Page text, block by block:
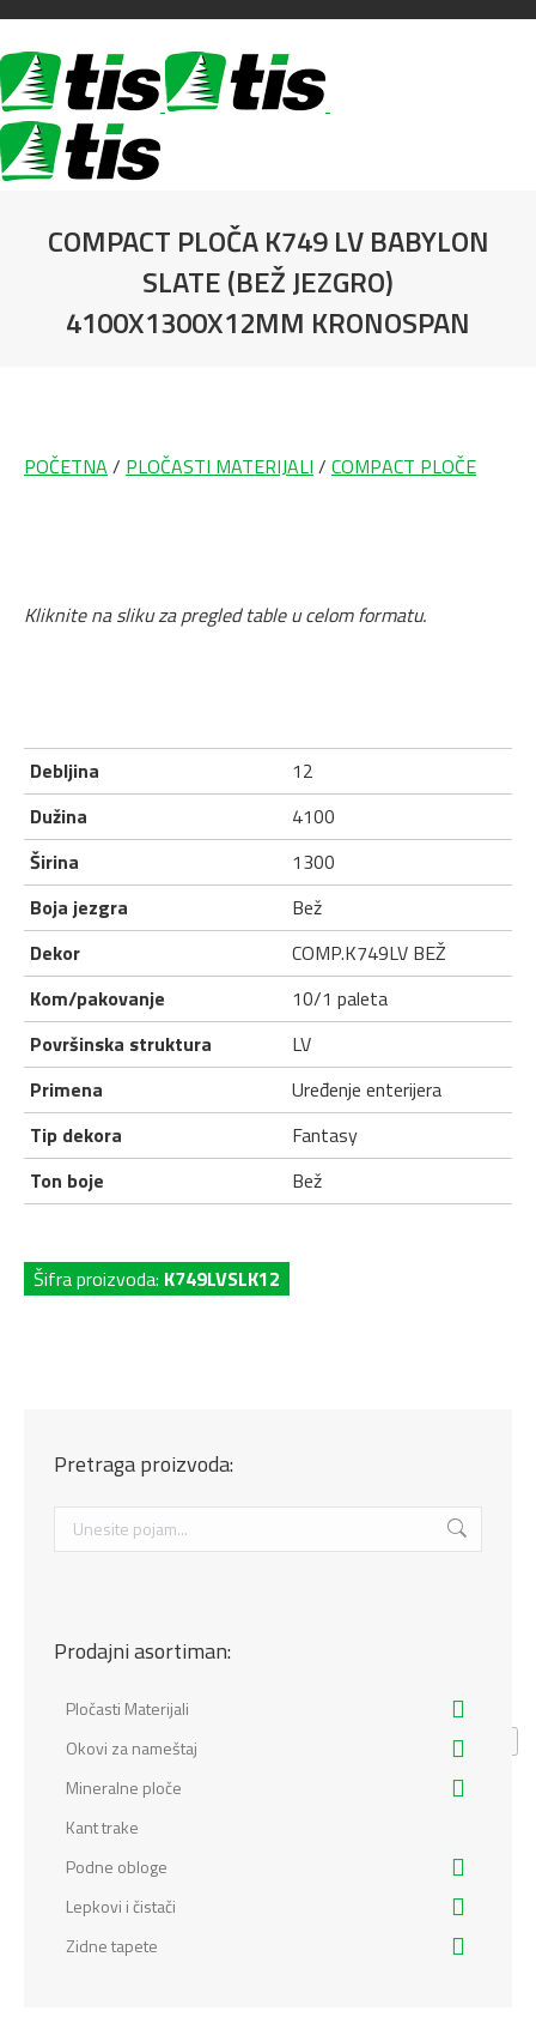
COMPACT PLOČA K749 LV BABYLON
SLATE (BEŽ JEZGRO)
4100X1300X12MM KRONOSPAN
POČETNA / PLOČASTI MATERIJALI / COMPACT PLOČE
Kliknite na sliku za pregled table u celom formatu.
Debljina
12
Dužina
4100
Širina
1300
Boja jezgra
Bež
Dekor
COMP.K749LV BEŽ
Kom/pakovanje
10/1 paleta
Površinska struktura
LV
Primena
Uređenje enterijera
Tip dekora
Fantasy
Ton boje
Bež
Šifra proizvoda: K749LVSLK12
Pretraga proizvoda:
Search:
Prodajni asortiman:
Pločasti Materijali
Okovi za nameštaj
Mineralne ploče
Kant trake
Podne obloge
Lepkovi i čistači
Zidne tapete